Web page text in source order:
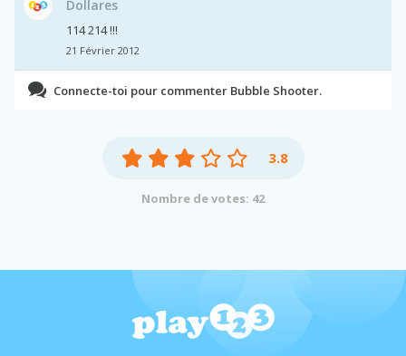
Dollares
114 214 !!!
21 Février 2012
Connecte-toi pour commenter Bubble Shooter.
3.8
Nombre de votes: 42